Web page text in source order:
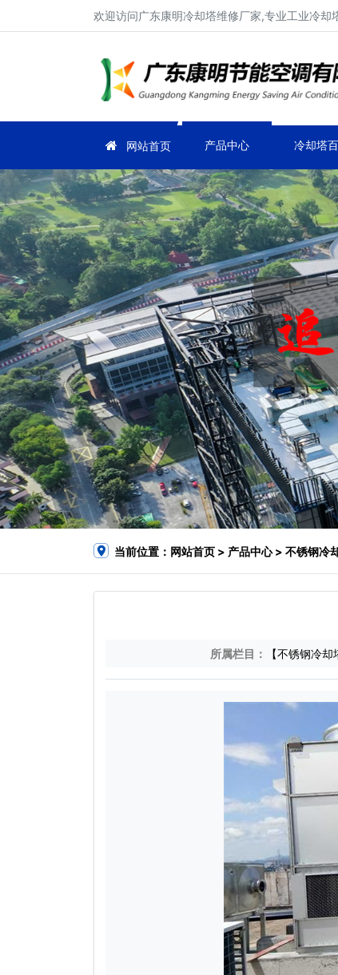
欢迎访问广东康明冷却塔维修厂家,专业工业冷却
网站首页 产品中心 冷却塔
当前位置： 网站首页 > 产品中心> 不锈钢冷
所属栏目： 【不锈钢冷却